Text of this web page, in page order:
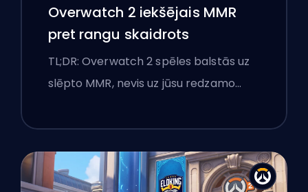
Overwatch 2 iekšējais MMR
pret rangu skaidrots
TL;DR: Overwatch 2 spēles balstās uz
slēpto MMR, nevis uz jūsu redzamo…